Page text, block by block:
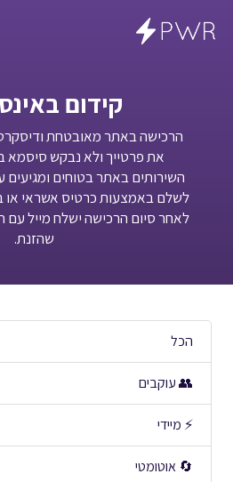
קידום
הרכישה באתר מאובטחת
את פרטייך ולא נבקש סיסמא
השירותים באתר בטוחים ומגיעים
לאחר סיום הרכישה ישלח מייל עם
שהזנת.
הכל
👥 עוקבים
⚡ מיידי
🔄 אוטומטי